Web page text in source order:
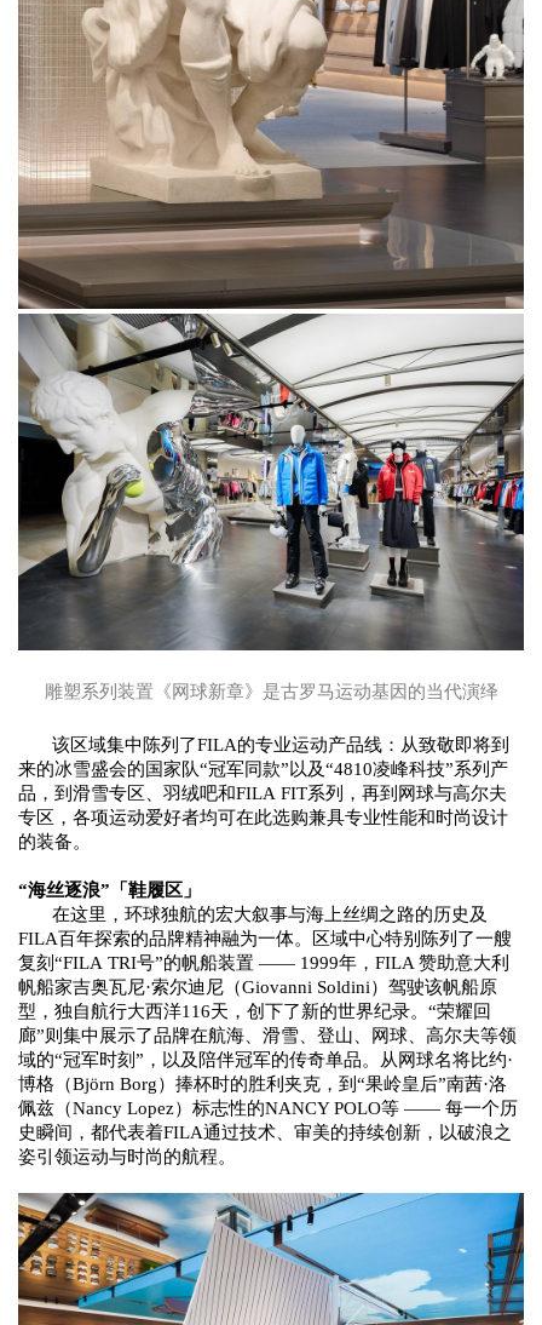
雕塑系列 装置《网球新章》是古罗马运动基因的当代演绎
该区域集中陈列了FILA的专业运动产品线：从致敬即将到
来的冰雪盛会的国家队“冠军同款”以及“4810凌峰科技”系列产
品，到 滑雪专区 、 羽绒吧和FILA FIT系列 ， 再到 网球与高尔夫
专区 ，各项运动爱好者均可在此选购兼具专业性能和时尚设计
的装备。
“海丝逐浪” 「 鞋履区 」
在这里， 环球独航的宏大叙事与海上丝绸之路的历史及
FILA百年探索的品牌精神融为一体。区域中心特别陈列了一艘
复刻“FILA TRI号”的帆船装置 —— 1999年， FILA 赞助意大利
帆船家吉奥瓦尼·索尔迪尼 （Giovanni Soldini）驾驶该帆船原
型，独自航行大西洋116天 ，创下了新的世界纪录。 “荣耀回
廊”则集中展示了品牌在航海、滑雪、登山、网球、高尔夫等领
域的“冠军时刻”，以及陪伴冠军的传奇单品。从网球名将比约·
博格（Björn Borg） 捧杯时的胜利夹克，到 “果岭皇后”南茜·洛
佩兹（Nancy Lopez） 标志性的NANCY POLO等 —— 每一个历
史瞬间，都代表着FILA通过技术、审美的持续创新，以破浪之
姿引领运动与时尚的航程。